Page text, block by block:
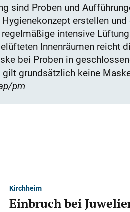
sind Proben und
erstellen
intensive
Innenräumen reicht
bei Proben in
grundsätzlich keine
pm
Kirchheim
Einbruch bei